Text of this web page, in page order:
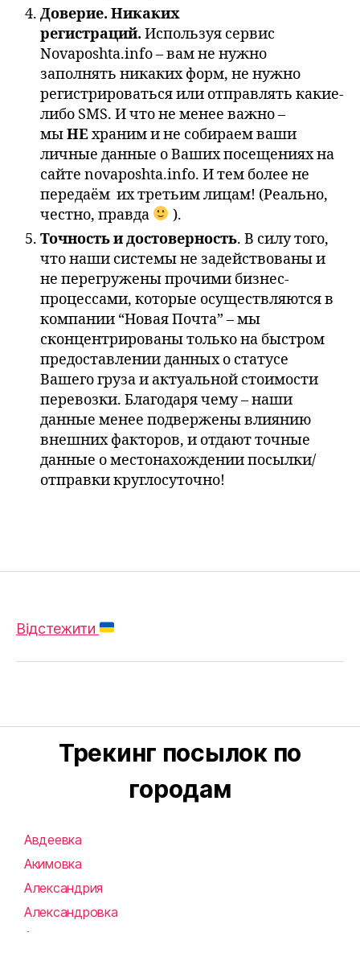
Доверие. Никаких
регистраций. Используя сервис
Novaposhta.info – вам не нужно
заполнять никаких форм, не нужно
регистрироваться или отправлять какие-
либо SMS. И что не менее важно –
мыНЕхраним и не собираем ваши
личные данные о Ваших посещениях на
сайте novaposhta.info. И тем более не
передаём их третьим лицам! (Реально,
честно, правда
).
Точность и достоверность. В силу того,
что наши системы не задействованы и
не перегружены прочими бизнес-
процессами, которые осуществляются в
компании “Новая Почта” – мы
сконцентрированы только на быстром
предоставлении данных о статусе
Вашего груза и актуальной стоимости
перевозки. Благодаря чему – наши
данные менее подвержены влиянию
внешних факторов, и отдают точные
данные о местонахождении посылки/
отправки круглосуточно!
Відстежити
Трекинг посылок по
городам
Авдеевка
Акимовка
Александрия
Александровка
Алупка